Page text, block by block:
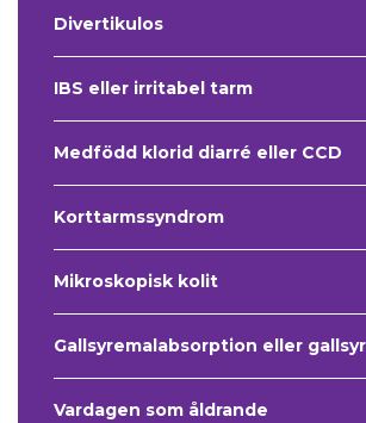
Divertikulos
IBS eller irritabel tarm
Medfödd klorid diarré eller CCD
Korttarmssyndrom
Mikroskopisk kolit
Gallsyremalabsorption eller
Vardagen som åldrande